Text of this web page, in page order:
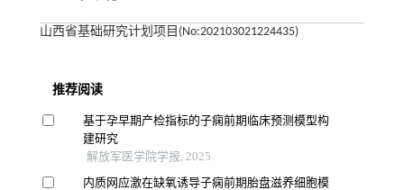
山西省基础研究计划项目(No:202103021224435)